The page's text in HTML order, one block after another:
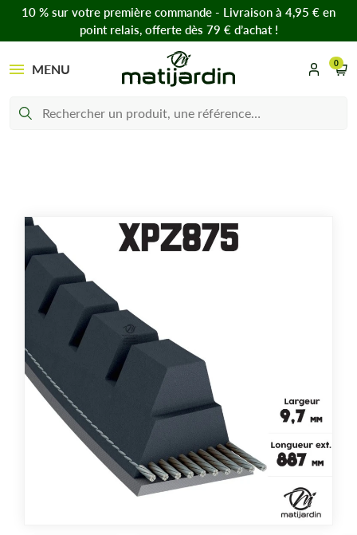
10 % sur votre première commande - Livraison à 4,95 € en
point relais, offerte dès 79 € d’achat !
MENU 0